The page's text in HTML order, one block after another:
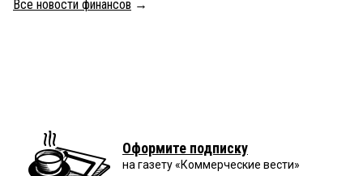
Все новости финансов →
Оформите подписку
на газету «Коммерческие вести»